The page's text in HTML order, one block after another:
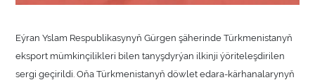
Eýran Yslam Respublikasynyň Gürgen şäherinde Türkmenistanyň
eksport mümkinçilikleri bilen tanyşdyrýan ilkinji ýöriteleşdirilen
sergi geçirildi. Oňa Türkmenistanyň döwlet edara-kärhanalarynyň